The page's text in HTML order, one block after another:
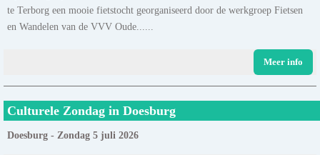
te Terborg een mooie fietstocht georganiseerd door de werkgroep Fietsen
en Wandelen van de VVV Oude......
Meer info
Culturele Zondag in Doesburg
Doesburg - Zondag 5 juli 2026